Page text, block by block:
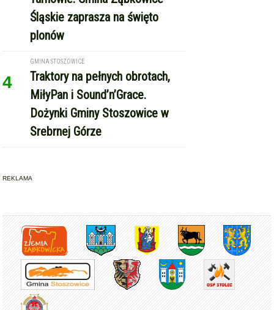
Śląskie zaprasza na święto
plonów
4
GMINA STOSZOWICE
Traktory na pełnych obrotach,
MiłyPan i Sound’n’Grace.
Dożynki Gminy Stoszowice w
Srebrnej Górze
REKLAMA